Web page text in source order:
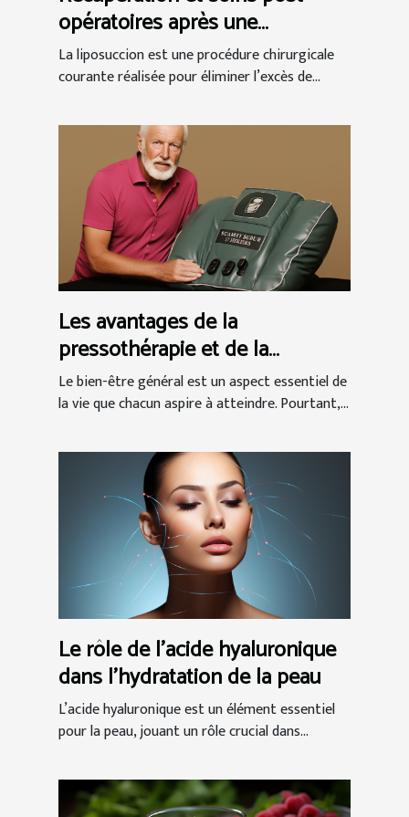
opératoires après une
liposuccion en Tunisie
La liposuccion est une procédure chirurgicale
courante réalisée pour éliminer l’excès de...
Les avantages de la
pressothérapie et de la
massothérapie pour le bien-
être général
Le bien-être général est un aspect essentiel de
la vie que chacun aspire à atteindre. Pourtant,...
Le rôle de l'acide hyaluronique
dans l'hydratation de la peau
L’acide hyaluronique est un élément essentiel
pour la peau, jouant un rôle crucial dans...